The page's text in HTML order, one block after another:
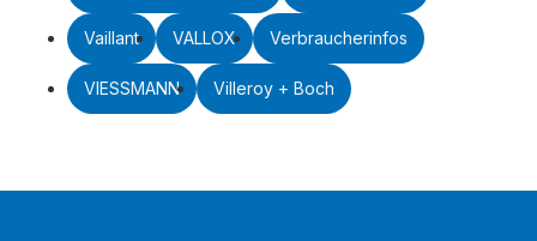
Vaillant VALLOX Verbraucherinfos
VIESSMANN Villeroy + Boch